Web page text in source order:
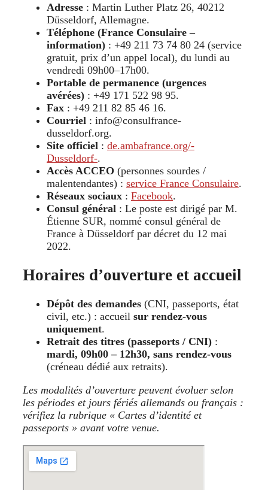
Adresse : Martin Luther Platz 26, 40212
Düsseldorf, Allemagne.
Téléphone (France Consulaire –
information) : +49 211 73 74 80 24 (service
gratuit, prix d’un appel local), du lundi au
vendredi 09h00–17h00.
Portable de permanence (urgences
avérées) : +49 171 522 98 95.
Fax : +49 211 82 85 46 16.
Courriel : info@consulfrance-
dusseldorf.org.
Site officiel : de.ambafrance.org/-
Dusseldorf-.
Accès ACCEO (personnes sourdes /
malentendantes) : service France Consulaire.
Réseaux sociaux : Facebook.
Consul général : Le poste est dirigé par M.
Étienne SUR, nommé consul général de
France à Düsseldorf par décret du 12 mai
2022.
Horaires d’ouverture et accueil
Dépôt des demandes (CNI, passeports, état
civil, etc.) : accueil sur rendez-vous
uniquement.
Retrait des titres (passeports / CNI) :
mardi, 09h00 – 12h30, sans rendez-vous
(créneau dédié aux retraits).
Les modalités d’ouverture peuvent évoluer selon
les périodes et jours fériés allemands ou français :
vérifiez la rubrique « Cartes d’identité et
passeports » avant votre venue.